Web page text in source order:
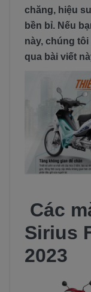
chăng, hiệu
bền bỉ. Nếu
này, chúng
qua bài viết
Các
Sirius
2023